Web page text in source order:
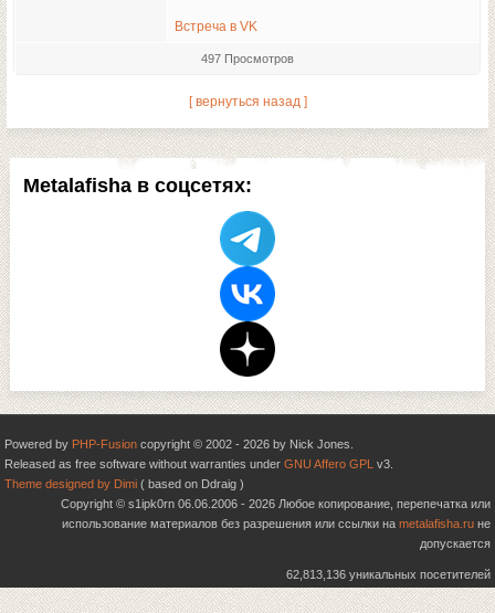
Metalafisha в соцсетях:
Встреча в VK
497 Просмотров
[ вернуться назад ]
Powered by PHP-Fusion copyright © 2002 - 2026 by Nick Jones.
Released as free software without warranties under GNU Affero GPL v3.
Theme designed by Dimi ( based on Ddraig )
Copyright © s1ipk0rn 06.06.2006 - 2026 Любое копирование, перепечатка или
использование материалов без разрешения или ссылки на metalafisha.ru не
допускается
62,813,136 уникальных посетителей